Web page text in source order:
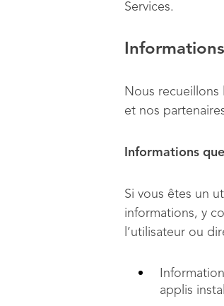
Services.
Nous recueillons
et nos
Informations
Si vous êtes un
informations, y
l’utilisateur ou
applis